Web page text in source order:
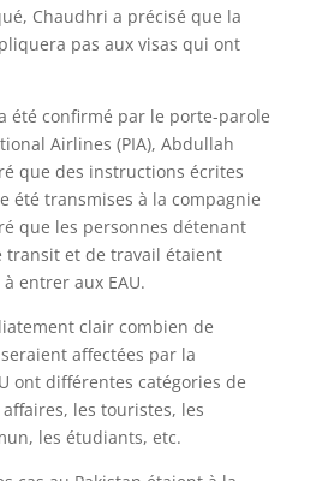
Chaudhri a précisé que la
pas aux visas qui ont
été confirmé par le porte-parole
Airlines (PIA), Abdullah
que des instructions écrites
été transmises à la compagnie
que les personnes détenant
transit et de travail étaient
entrer aux EAU.
clair combien de
affectées par la
ont différentes catégories de
les touristes, les
les étudiants, etc.